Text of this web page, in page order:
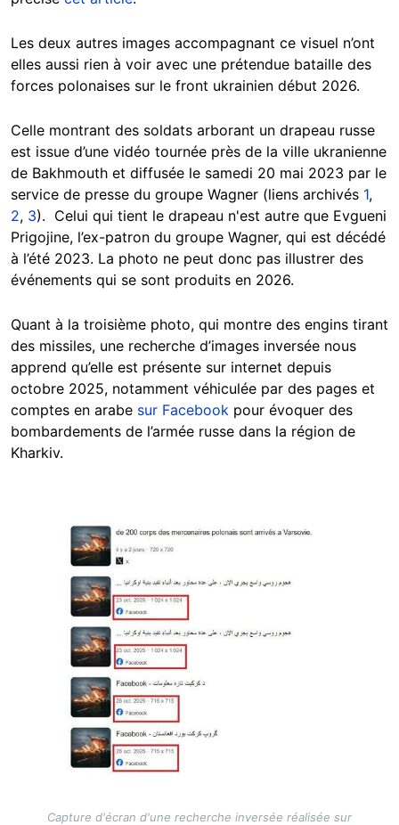
Les deux autres images accompagnant ce visuel n’ont
elles aussi rien à voir avec une prétendue bataille des
forces polonaises sur le front ukrainien début 2026.
Celle montrant des soldats arborant un drapeau russe
est issue d’une vidéo tournée près de la ville ukranienne
de Bakhmouth et diffusée le samedi 20 mai 2023 par le
service de presse du groupe Wagner (liens archivés 1,
2, 3). Celui qui tient le drapeau n'est autre que Evgueni
Prigojine, l’ex-patron du groupe Wagner, qui est décédé
à l’été 2023. La photo ne peut donc pas illustrer des
événements qui se sont produits en 2026.
Quant à la troisième photo, qui montre des engins tirant
des missiles, une recherche d’images inversée nous
apprend qu’elle est présente sur internet depuis
octobre 2025, notamment véhiculée par des pages et
comptes en arabe sur Facebook pour évoquer des
bombardements de l’armée russe dans la région de
Kharkiv.
Capture d'écran d'une recherche inversée réalisée sur